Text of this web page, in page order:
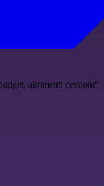
altrimenti cessioni"